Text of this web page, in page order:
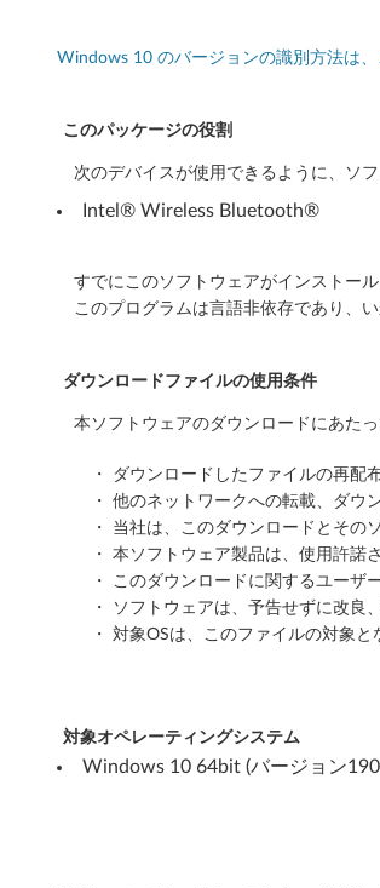
o
w
1
6
b
バ
ー
ジ
ン
1
Windows 10 のバージョンの識別方法は、
このパッケージの役割
次のデバイスが使用できるように、ソ
Intel® Wireless Bluetooth®
すでにこのソフトウェアがインストー
このプログラムは言語非依存であり、
ダウンロードファイルの使用条件
本ソフトウェアのダウンロードにあた
・ ダウンロードしたファイルの再配
・ 他のネットワークへの転載、ダウ
・ 当社は、このダウンロードとその
・ 本ソフトウェア製品は、使用許諾
・ このダウンロードに関するユーザ
・ ソフトウェアは、予告せずに改良
・ 対象OSは、このファイルの対象
対象オペレーティングシステム
Windows 10 64bit (バージョン